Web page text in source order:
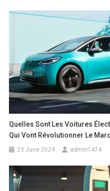
Quelles Sont Les Voitures
Qui Vont Révolutionner Le
23 June 2024 admin1474